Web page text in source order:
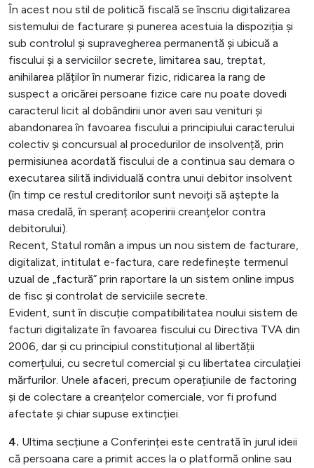
În acest nou stil de politică fiscală se înscriu digitalizarea
sistemului de facturare și punerea acestuia la dispoziția și
sub controlul și supravegherea permanentă și ubicuă a
fiscului și a serviciilor secrete, limitarea sau, treptat,
anihilarea plăților în numerar fizic, ridicarea la rang de
suspect a oricărei persoane fizice care nu poate dovedi
caracterul licit al dobândirii unor averi sau venituri și
abandonarea în favoarea fiscului a principiului caracterului
colectiv și concursual al procedurilor de insolvență, prin
permisiunea acordată fiscului de a continua sau demara o
executarea silită individuală contra unui debitor insolvent
(în timp ce restul creditorilor sunt nevoiți să aștepte la
masa credală, în speranț acoperirii creanțelor contra
debitorului).
Recent, Statul român a impus un nou sistem de facturare,
digitalizat, intitulat e-factura, care redefinește termenul
uzual de „factură” prin raportare la un sistem online impus
de fisc și controlat de serviciile secrete.
Evident, sunt în discuție compatibilitatea noului sistem de
facturi digitalizate în favoarea fiscului cu Directiva TVA din
2006, dar și cu principiul constituțional al libertății
comerțului, cu secretul comercial și cu libertatea circulației
mărfurilor. Unele afaceri, precum operațiunile de factoring
și de colectare a creanțelor comerciale, vor fi profund
afectate și chiar supuse extincției.
4. Ultima secțiune a Conferinței este centrată în jurul ideii
că persoana care a primit acces la o platformă online sau